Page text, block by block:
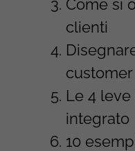
Come si
clienti
Le 4
integrato
10